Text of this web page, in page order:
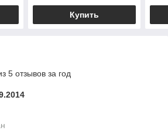
Купить
5 отзывов за год